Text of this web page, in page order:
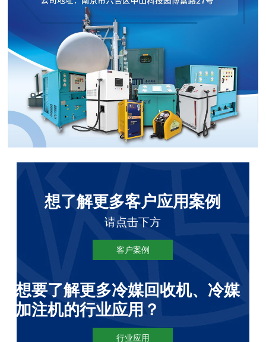
想了解更多客户应用案例
请点击下方
客户案例
想要了解更多冷媒回收机、冷媒
加注机的行业应用？
行业应用